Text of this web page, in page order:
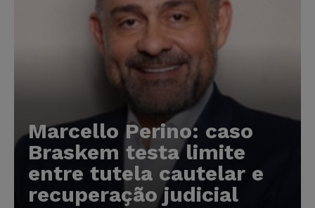
Marcello Perino: caso
Braskem testa limite
entre tutela cautelar e
recuperação judicial